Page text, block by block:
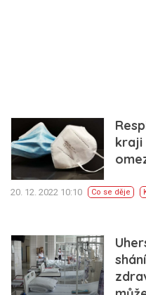
kraji
20. 12. 2022 10:10 Co se děje